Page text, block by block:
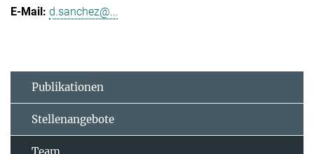
d.sanchez@...
Publikationen
Stellenangebote